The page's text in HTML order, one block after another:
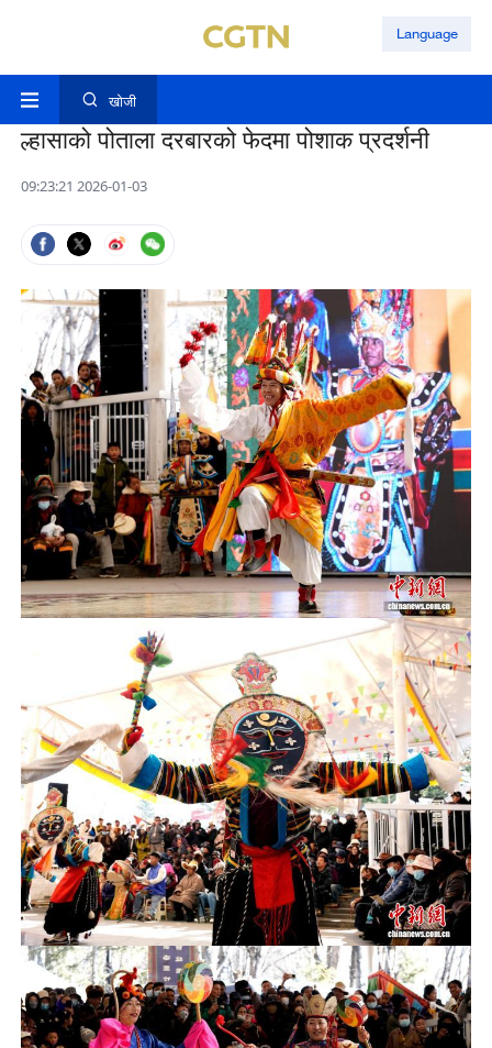
Language
खोजी
ल्हासाको पोताला दरबारको फेदमा पोशाक प्रदर्शनी
09:23:21 2026-01-03